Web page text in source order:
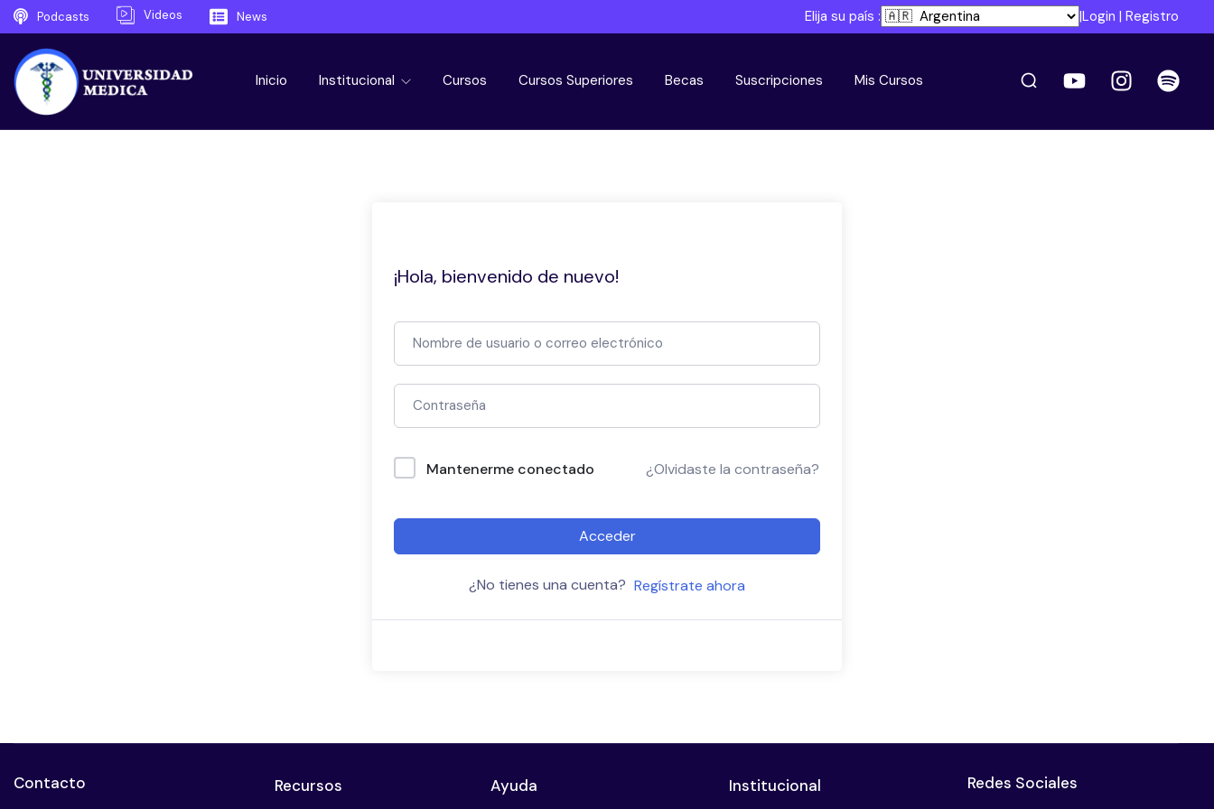
Podcasts Videos News Elija su país : |Login | Registro
Inicio Institucional Cursos Cursos Superiores Becas Suscripciones Mis Cursos
¡Hola, bienvenido de nuevo!
Mantenerme conectado ¿Olvidaste la contraseña?
Acceder
¿No tienes una cuenta? Regístrate ahora
Contacto Recursos Ayuda Institucional Redes Sociales